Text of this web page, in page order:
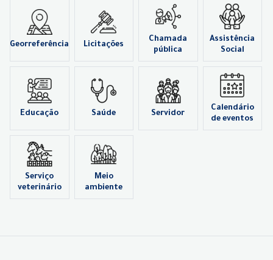
Georreferência Licitações
Chamada
pública
Assistência
Social
Educação Saúde Servidor
Calendário
de eventos
Serviço
veterinário
Meio
ambiente